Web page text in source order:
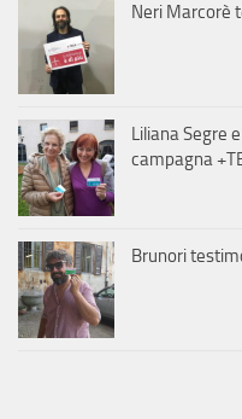
Neri Marcorè
Liliana Segre
campagna
Brunori